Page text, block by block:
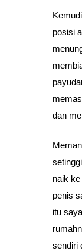
posisi
dan
naik
penis
itu
sendiri